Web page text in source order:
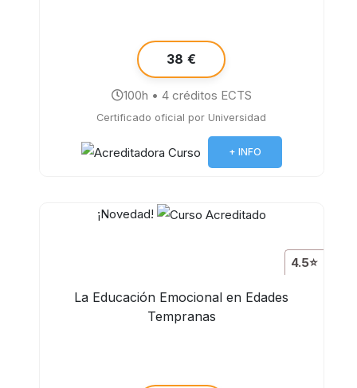
38 €
100h • 4 créditos ECTS
Certificado oficial por Universidad
+ INFO
¡Novedad!
4.5⭐
La Educación Emocional en Edades
Tempranas